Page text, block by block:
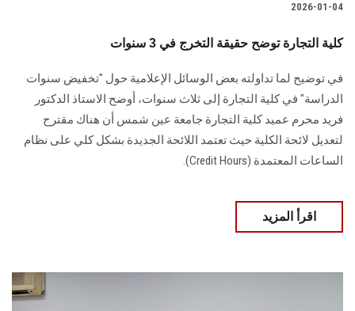
2026-01-04
كلية التجارة توضح حقيقة التخرج في 3 سنوات
في توضيح لما تداولته بعض الوسائل الإعلامية حول "تخفيض سنوات
الدراسة" في كلية التجارة إلى ثلاث سنوات، أوضح الاستاذ الدكتور
فريد محرم عميد كلية التجارة جامعة عين شمس أن هناك مقترح
لتعديل لائحة الكلية حيث تعتمد اللائحة الجديدة بشكل كلي على نظام
الساعات المعتمدة (Credit Hours).
اقرأ المزيد